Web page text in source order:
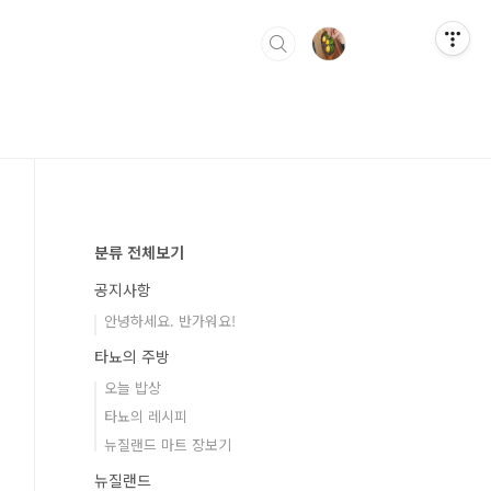
분류 전체보기
공지사항
안녕하세요. 반가워요!
타뇨의 주방
오늘 밥상
타뇨의 레시피
뉴질랜드 마트 장보기
뉴질랜드